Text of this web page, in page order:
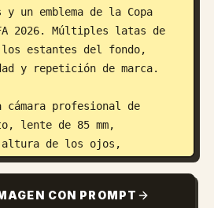
un emblema de la Copa
2026. Múltiples latas de
los estantes del fondo,
y repetición de marca.
cámara profesional de
lente de 85 mm,
de los ojos,
reducida, iluminación
sujeto y el trofeo,
CON PROMPT